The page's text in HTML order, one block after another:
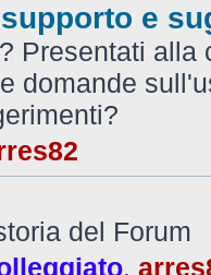
e
Presentati alla
domande
del Forum
,